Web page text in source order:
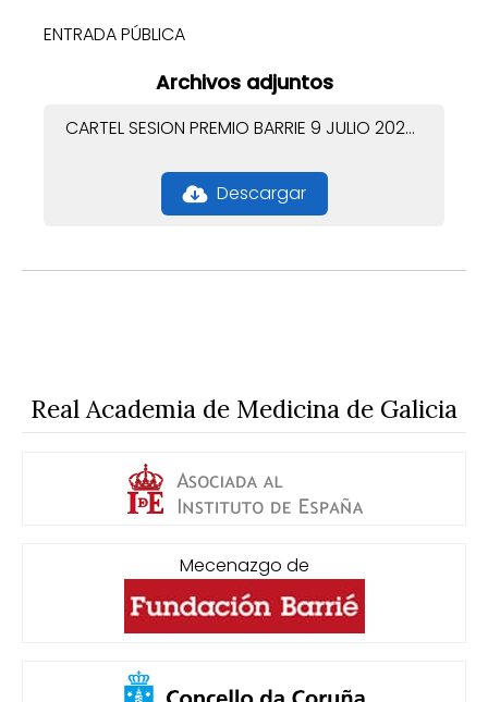
ENTRADA PÚBLICA
Archivos adjuntos
CARTEL SESION PREMIO BARRIE 9 JULIO 2026 BRNB42200B1DCCE-000239.pdf
Descargar
Real Academia de Medicina de Galicia
Mecenazgo de